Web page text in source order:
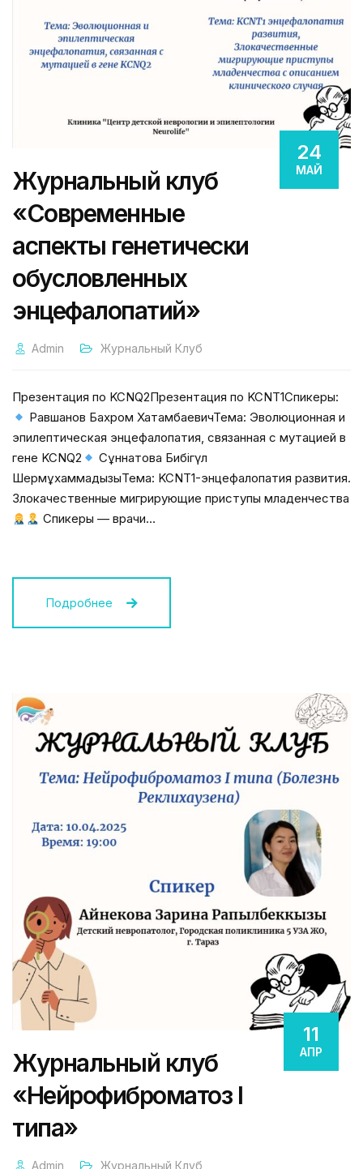
24
МАЙ
Журнальный клуб
«Современные
аспекты генетически
обусловленных
энцефалопатий»
Admin Журнальный Клуб
Презентация по KCNQ2Презентация по KCNT1Спикеры:
Равшанов Бахром ХатамбаевичТема: Эволюционная и
эпилептическая энцефалопатия, связанная с мутацией в
гене KCNQ2
Сұннатова Бибігүл
ШермұхаммадқызыТема: KCNT1-энцефалопатия развития.
Злокачественные мигрирующие приступы младенчества
Спикеры — врачи…
Подробнее
11
АПР
Журнальный клуб
«Нейрофиброматоз I
типа»
Admin Журнальный Клуб